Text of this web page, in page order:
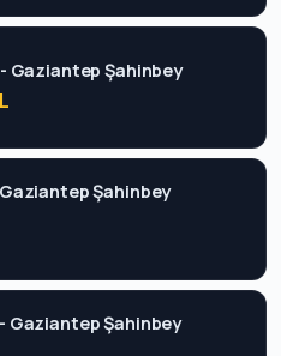
- Gaziantep Şahinbey
Gaziantep Şahinbey
- Gaziantep Şahinbey